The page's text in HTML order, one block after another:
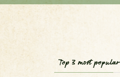
Top 3 most popular